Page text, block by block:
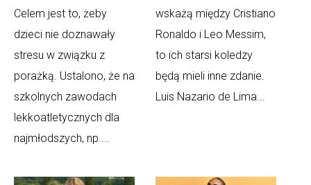
Celem jest to, żeby
dzieci nie doznawały
stresu w związku z
porażką. Ustalono, że na
szkolnych zawodach
lekkoatletycznych dla
najmłodszych, np....
wskażą między Cristiano
Ronaldo i Leo Messim,
to ich starsi koledzy
będą mieli inne zdanie.
Luis Nazario de Lima...